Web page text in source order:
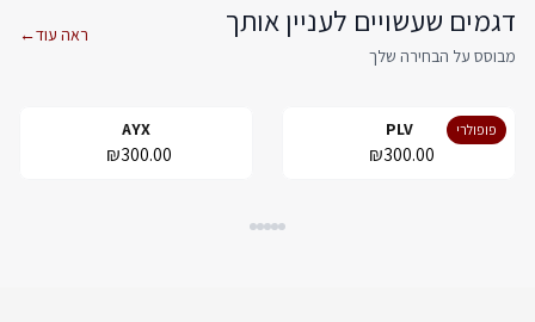
דגמים שעשויים לעניין אותך
מבוסס על הבחירה שלך
ראה עוד←
פופולרי PLV
₪300.00
AYX
₪300.00